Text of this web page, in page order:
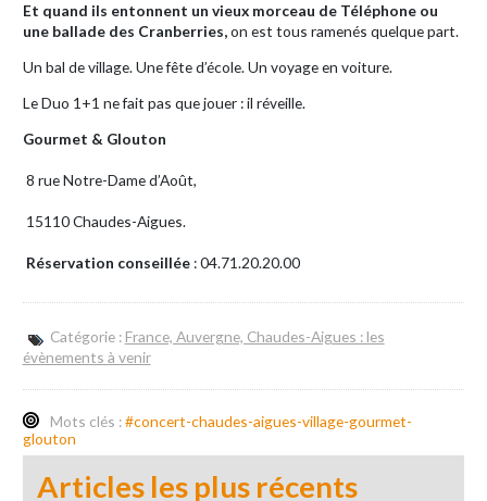
Et quand ils entonnent un vieux morceau de Téléphone ou
une ballade des Cranberries,on est tous ramenés quelque part.
Un bal de village. Une fête d’école. Un voyage en voiture.
Le Duo 1+1 ne fait pas que jouer : il réveille.
Gourmet & Glouton
8 rue Notre-Dame d’Août,
15110 Chaudes-Aigues.
Réservation conseillée: 04.71.20.20.00
Catégorie : France, Auvergne, Chaudes-Aigues : les
évènements à venir
Mots clés :#concert-chaudes-aigues-village-gourmet-
glouton
Articles les plus récents